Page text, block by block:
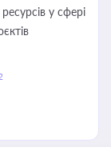
у сфері